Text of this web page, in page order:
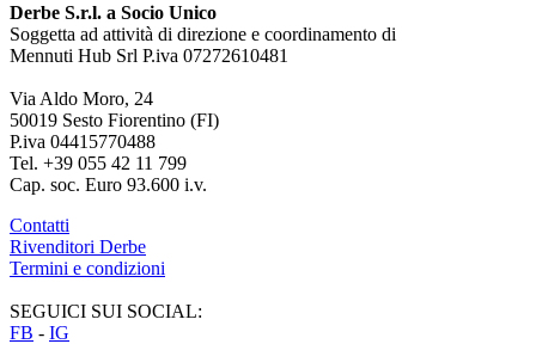
Derbe S.r.l. a Socio Unico
Soggetta ad attività di direzione e coordinamento di
Mennuti Hub Srl P.iva 07272610481
Via Aldo Moro, 24
50019 Sesto Fiorentino (FI)
P.iva 04415770488
Tel. +39 055 42 11 799
Cap. soc. Euro 93.600 i.v.
Contatti
Rivenditori Derbe
Termini e condizioni
SEGUICI SUI SOCIAL:
FB - IG